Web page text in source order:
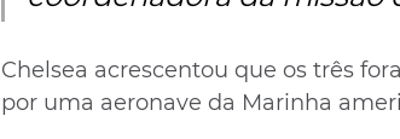
Chelsea acrescentou que os três
por uma aeronave da Marinha